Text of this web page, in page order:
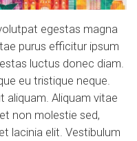
egestas magna
purus efficitur ipsum
luctus donec diam.
eu tristique neque.
aliquam. Aliquam vitae
non molestie sed,
lacinia elit. Vestibulum